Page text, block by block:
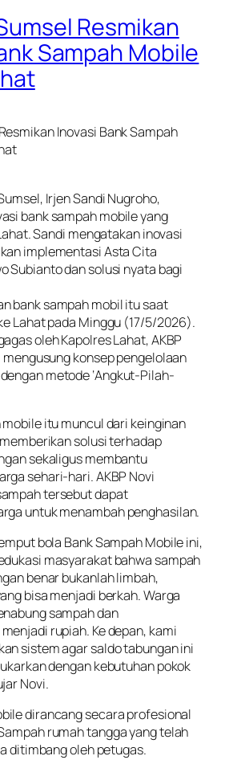
Resmikan
Sampah Mobile
Inovasi Bank Sampah
Irjen Sandi Nugroho,
bank sampah mobile yang
Sandi mengatakan inovasi
implementasi Asta Cita
Subianto dan solusi nyata bagi
bank sampah mobil itu saat
Lahat pada Minggu (17/5/2026).
oleh Kapolres Lahat, AKBP
mengusung konsep pengelolaan
metode ‘Angkut-Pilah-
mobile itu muncul dari keinginan
solusi terhadap
sekaligus membantu
sehari-hari. AKBP Novi
tersebut dapat
untuk menambah penghasilan.
bola Bank Sampah Mobile ini,
masyarakat bahwa sampah
benar bukanlah limbah,
bisa menjadi berkah. Warga
sampah dan
rupiah. Ke depan, kami
sistem agar saldo tabungan ini
dengan kebutuhan pokok
Novi.
dirancang secara profesional
rumah tangga yang telah
ditimbang oleh petugas.